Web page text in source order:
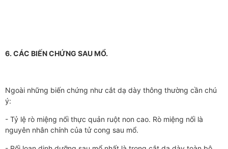
6. CÁC BIẾN CHỨNG SAU MỔ.
Ngoài những biến chứng như cắt dạ dày thông thường cần chú
ý:
- Tỷ lệ rò miệng nối thực quản ruột non cao. Rò miệng nối là
nguyên nhân chính của tử cong sau mổ.